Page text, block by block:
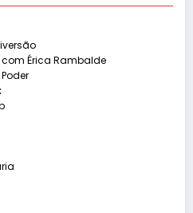
com Érica Rambalde